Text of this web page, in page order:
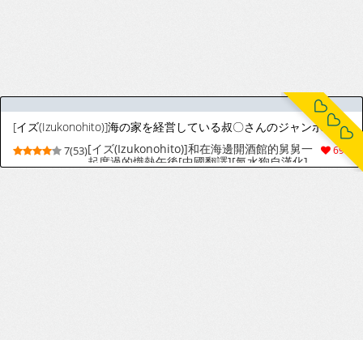
[イズ(Izukonohito)]海の家を経営している叔〇さんのジャンボフランクフルト
690
7(53)[イズ(Izukonohito)]和在海邊開酒館的舅舅一
起度過的熾熱午後[中國翻譯][氣水狗自漢化]